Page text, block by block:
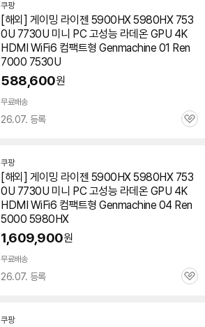
쿠팡
[해외] 게이밍 라이젠 5900HX5980HX753
0U 7730U 미니 PC 고성능 라데온 GPU 4K
HDMI WiFi6 컴팩트형 Genmachine 01 Ren
7000 7530U
588,600원
무료배송
26.07. 등록
관
쿠팡
[해외] 게이밍 라이젠 5900HX5980HX753
0U 7730U 미니 PC 고성능 라데온 GPU 4K
HDMI WiFi6 컴팩트형 Genmachine 04 Ren
5000 5980HX
1,609,900원
무료배송
26.07. 등록
관
쿠팡